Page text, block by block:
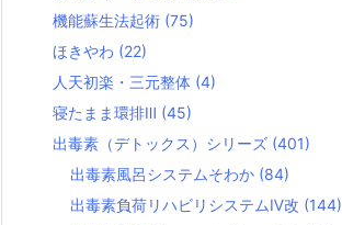
機能蘇生法起術 (75)
ほきやわ (22)
人天初楽・三元整体 (4)
寝たまま環排Ⅲ (45)
出毒素（デトックス）シリーズ (401)
出毒素風呂システムそわか (84)
出毒素負荷リハビリシステムⅣ改 (144)